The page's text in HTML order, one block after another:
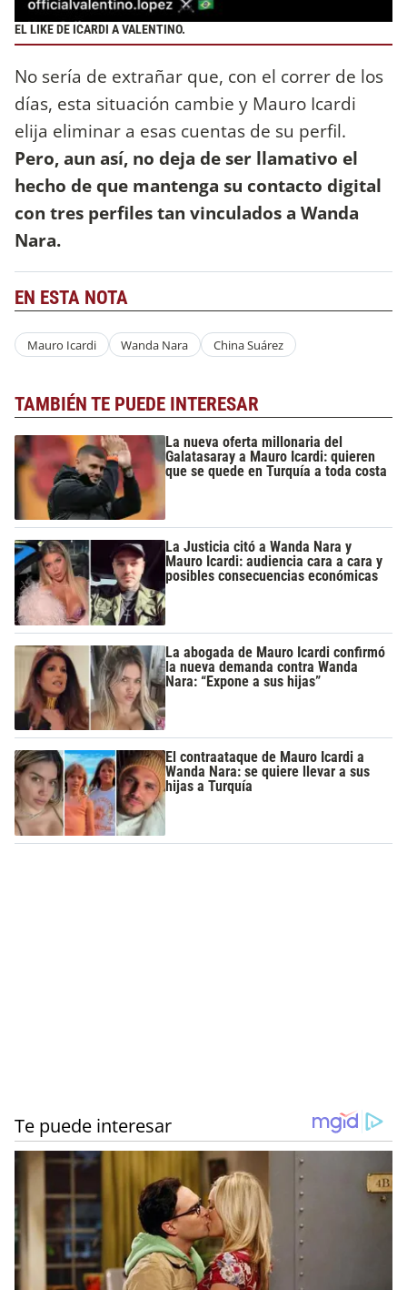
EL LIKE DE ICARDI A VALENTINO.
No sería de extrañar que, con el correr de los
días, esta situación cambie y Mauro Icardi
elija eliminar a esas cuentas de su perfil.
Pero, aun así, no deja de ser llamativo el
hecho de que mantenga su contacto digital
con tres perfiles tan vinculados a Wanda
Nara.
EN ESTA NOTA
Mauro Icardi Wanda Nara China Suárez
TAMBIÉN TE PUEDE INTERESAR
La nueva oferta millonaria del
Galatasaray a Mauro Icardi: quieren
que se quede en Turquía a toda costa
La Justicia citó a Wanda Nara y
Mauro Icardi: audiencia cara a cara y
posibles consecuencias económicas
La abogada de Mauro Icardi confirmó
la nueva demanda contra Wanda
Nara: “Expone a sus hijas”
El contraataque de Mauro Icardi a
Wanda Nara: se quiere llevar a sus
hijas a Turquía